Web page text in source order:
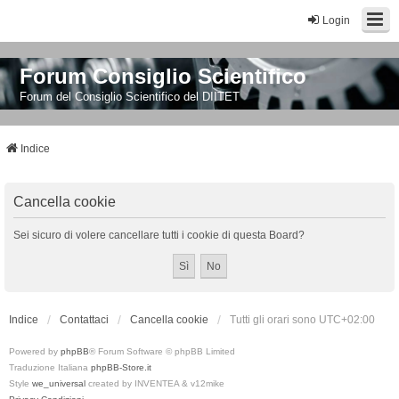
Login
Forum Consiglio Scientifico
Forum del Consiglio Scientifico del DIITET
Indice
Cancella cookie
Sei sicuro di volere cancellare tutti i cookie di questa Board?
Indice Contattaci Cancella cookie Tutti gli orari sono UTC+02:00
Powered by phpBB® Forum Software © phpBB Limited
Traduzione Italiana phpBB-Store.it
Style we_universal created by INVENTEA & v12mike